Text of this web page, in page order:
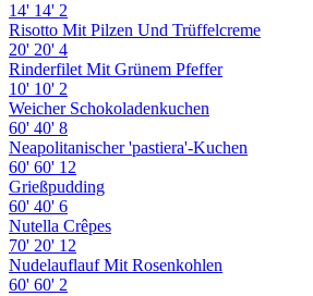
14' 14' 2
Risotto Mit Pilzen Und Trüffelcreme
20' 20' 4
Rinderfilet Mit Grünem Pfeffer
10' 10' 2
Weicher Schokoladenkuchen
60' 40' 8
Neapolitanischer 'pastiera'-Kuchen
60' 60' 12
Grießpudding
60' 40' 6
Nutella Crêpes
70' 20' 12
Nudelauflauf Mit Rosenkohlen
60' 60' 2